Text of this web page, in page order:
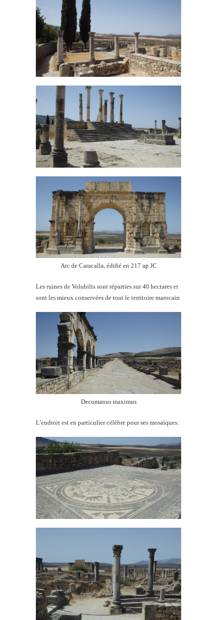
Arc de Caracalla, édifié en 217 ap JC
Les ruines de Volubilis sont réparties sur 40 hectares et
sont les mieux conservées de tout le territoire marocain.
Decumanus maximus
L’endroit est en particulier célèbre pour ses mosaïques: